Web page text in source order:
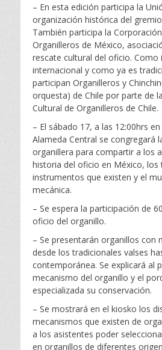
– En esta edición participa la
organización histórica del
También participa la
Organilleros de México,
rescate cultural del oficio. Como
internacional y como ya es
participan Organilleros y
orquesta) de Chile por parte de
Cultural de Organilleros de Chile.
– El sábado 17, a las 12:00hrs
Alameda Central se congregará
organillera para compartir a los
historia del oficio en México, los
instrumentos que existen y el
mecánica.
– Se espera la participación de
oficio del organillo.
– Se presentarán organillos con
desde los tradicionales valses
contemporánea. Se explicará al
mecanismo del organillo y el
especializada su conservación.
– Se mostrará en el kiosko los
mecanismos que existen de
a los asistentes poder
en organillos de diferentes